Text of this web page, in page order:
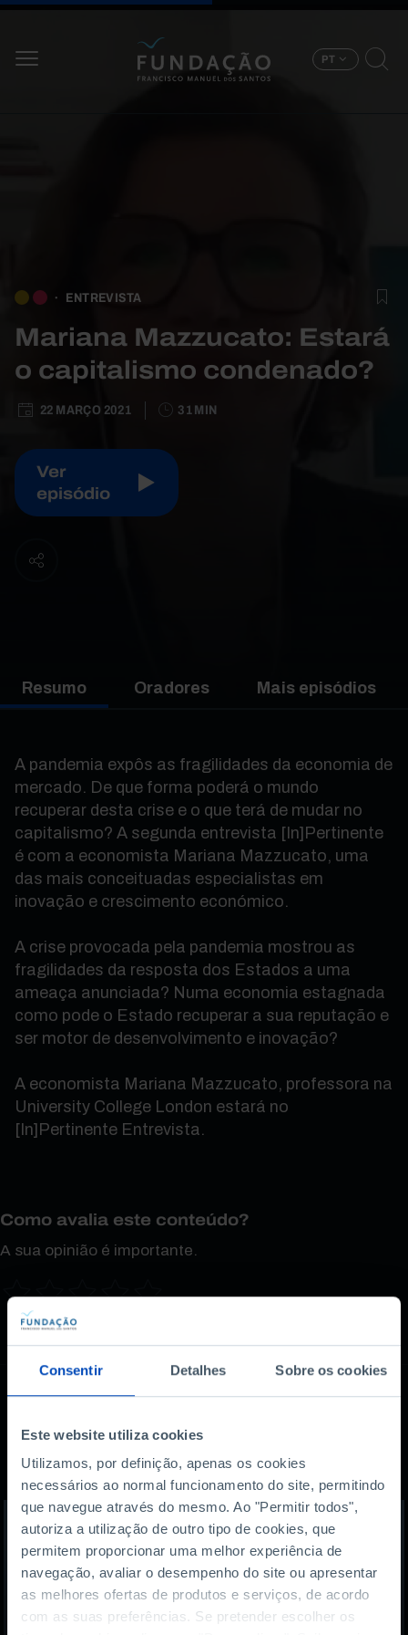
Consentir Detalhes Sobre os cookies
Este website utiliza cookies
Utilizamos, por definição, apenas os cookies
necessários ao normal funcionamento do site, permitindo
que navegue através do mesmo. Ao "Permitir todos",
autoriza a utilização de outro tipo de cookies, que
permitem proporcionar uma melhor experiência de
navegação, avaliar o desempenho do site ou apresentar
as melhores ofertas de produtos e serviços, de acordo
com as suas preferências. Se pretender escolher os
PT
ENTREVISTA
Mariana Mazzucato: Estará
o capitalismo condenado?
22 MARÇO 2021 31 MIN
Ver
episódio
Resumo Oradores Mais episódios
A pandemia expôs as fragilidades da economia de
mercado. De que forma poderá o mundo
recuperar desta crise e o que terá de mudar no
capitalismo? A segunda entrevista [In]Pertinente
é com a economista Mariana Mazzucato, uma
das mais conceituadas especialistas em
inovação e crescimento económico.
A crise provocada pela pandemia mostrou as
fragilidades da resposta dos Estados a uma
ameaça anunciada? Numa economia estagnada
como pode o Estado recuperar a sua reputação e
ser motor de desenvolvimento e inovação?
A economista Mariana Mazzucato, professora na
University College London estará no
[In]Pertinente Entrevista.
Como avalia este conteúdo?
A sua opinião é importante.
Também lhe pode
interessar